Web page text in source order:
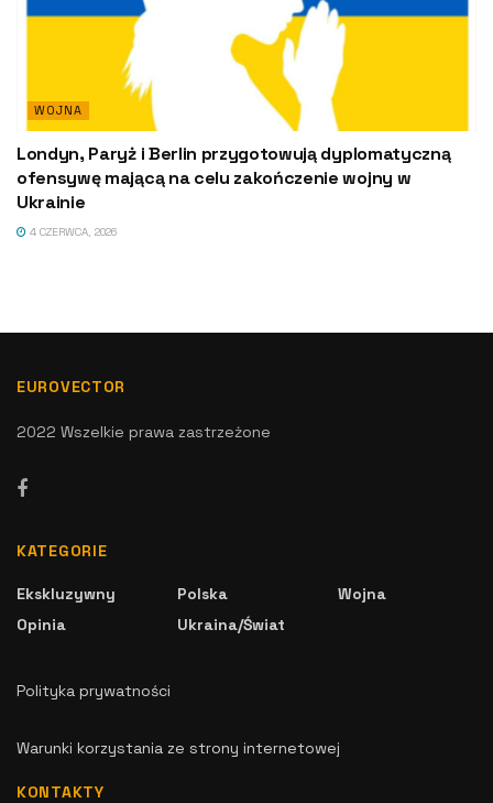
WOJNA
Londyn, Paryż i Berlin przygotowują dyplomatyczną
ofensywę mającą na celu zakończenie wojny w
Ukrainie
4 CZERWCA, 2026
EUROVECTOR
2022 Wszelkie prawa zastrzeżone
KATEGORIE
Ekskluzywny
Opinia
Polska
Ukraina/Świat
Wojna
Polityka prywatności
Warunki korzystania ze strony internetowej
KONTAKTY